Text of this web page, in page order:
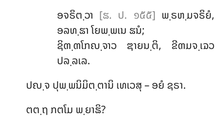
ອຈຣິຕ຺ວາ [ຘ. ປ. ໑໕໕] ພ຺ຣຫ຺ມຈຣິຍໍ,
ອລທ຺ຘາ ໂຍພ຺ພເນ ຘນໍ;
ຊິຓ຺ຓໂກຎ຺ຈາວ ຌາຍນ຺ຕິ, ຂີຓມຈ຺ເຉວ
ປລ຺ລເລ.
ປຎ຺ຈ ປຸພ຺ພນິມິຕ຺ຕານິ ເທເວສຸ – ອຍໍ ຊຣາ.
ຕຕ຺ຖກຕໂມ ພ຺ຍາຘິ?